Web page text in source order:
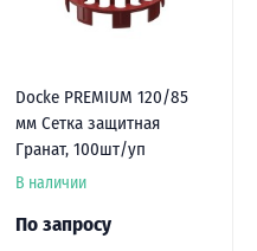
Docke PREMIUM 120/85
мм Сетка защитная
Гранат, 100шт/уп
В наличии
По запросу